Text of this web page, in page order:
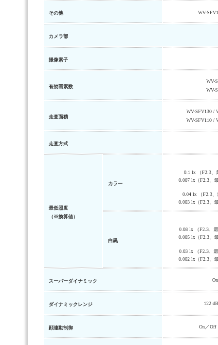
その他 WV-
カメラ部
撮像素子
有効画素数
WV-
WV-
走査面積
WV-SFV130 /
WV-SFV110 /
走査方式
最低照度
（※換算値）
カラー
0.1 lx （F2.3、
0.007 lx（F2.3、
0.04 lx （F2.3
0.003 lx（F2.3、
白黒
0.08 lx （F2.3、
0.005 lx（F2.3、
0.03 lx （F2.3、
0.002 lx（F2.3、
スーパーダイナミック
ダイナミックレンジ 122
顔連動制御 On／Off